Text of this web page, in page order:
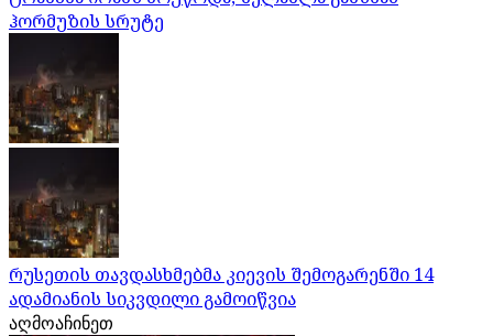
ჰორმუზის სრუტე
რუსეთის თავდასხმებმა კიევის შემოგარენში 14
ადამიანის სიკვდილი გამოიწვია
აღმოაჩინეთ